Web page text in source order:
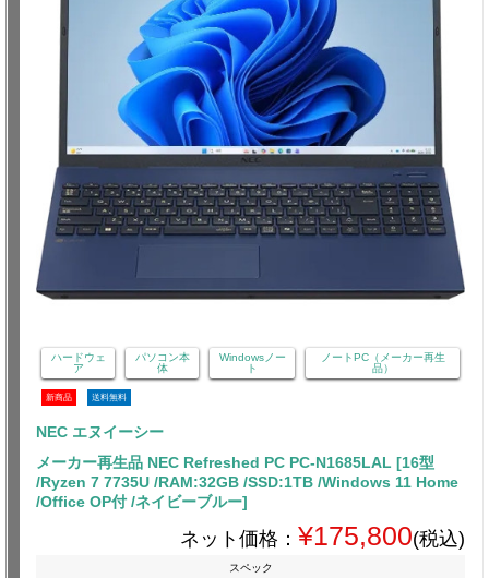
ハードウェ
ア
パソコン本
体
Windowsノー
ト
ノートPC（メーカー再生
品）
新商品 送料無料
NEC エヌイーシー
メーカー再生品 NEC Refreshed PC PC-N1685LAL [16型
/Ryzen 7 7735U /RAM:32GB /SSD:1TB /Windows 11 Home
/Office OP付 /ネイビーブルー]
ネット価格： ¥175,800(税込)
スペック